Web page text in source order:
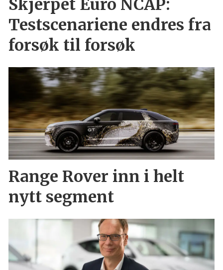
Skjerpet Euro NCAP:
Testscenariene endres fra
forsøk til forsøk
Range Rover inn i helt
nytt segment